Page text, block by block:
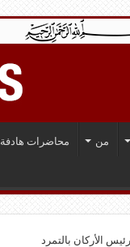
من محاضرات هادفة
الأركان بالتمرد